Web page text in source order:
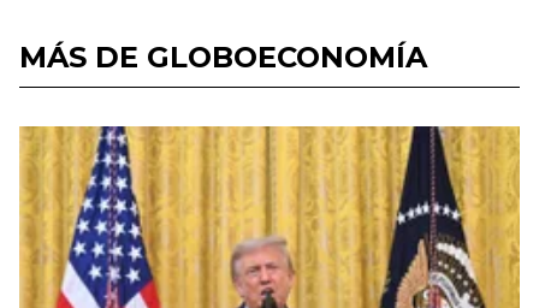
MÁS DE GLOBOECONOMÍA